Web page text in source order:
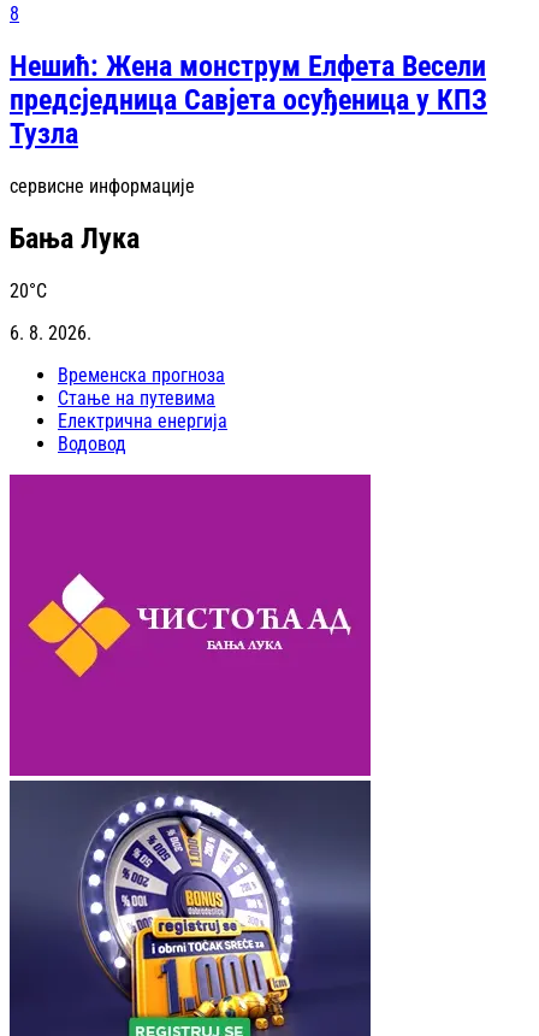
8
Нешић: Жена монструм Елфета Весели
предсједница Савјета осуђеница у КПЗ
Тузла
сервисне информације
Бања Лука
20°C
6. 8. 2026.
Временска прогноза
Стање на путевима
Електрична енергија
Водовод